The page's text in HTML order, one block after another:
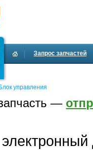
Запрос запчастей
Блок управления
—